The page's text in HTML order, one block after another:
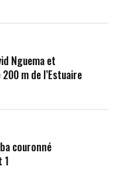
Nguema et
m de l’Estuaire
couronné
1